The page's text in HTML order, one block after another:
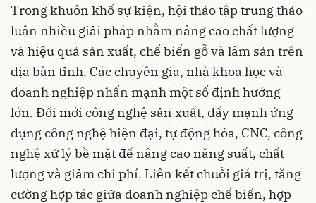
Trong khuôn khổ sự kiện, hội thảo tập trung thảo
luận nhiều giải pháp nhằm nâng cao chất lượng
và hiệu quả sản xuất, chế biến gỗ và lâm sản trên
địa bàn tỉnh. Các chuyên gia, nhà khoa học và
doanh nghiệp nhấn mạnh một số định hướng
lớn. Đổi mới công nghệ sản xuất, đẩy mạnh ứng
dụng công nghệ hiện đại, tự động hóa, CNC, công
nghệ xử lý bề mặt để nâng cao năng suất, chất
lượng và giảm chi phí. Liên kết chuỗi giá trị, tăng
cường hợp tác giữa doanh nghiệp chế biến, hợp